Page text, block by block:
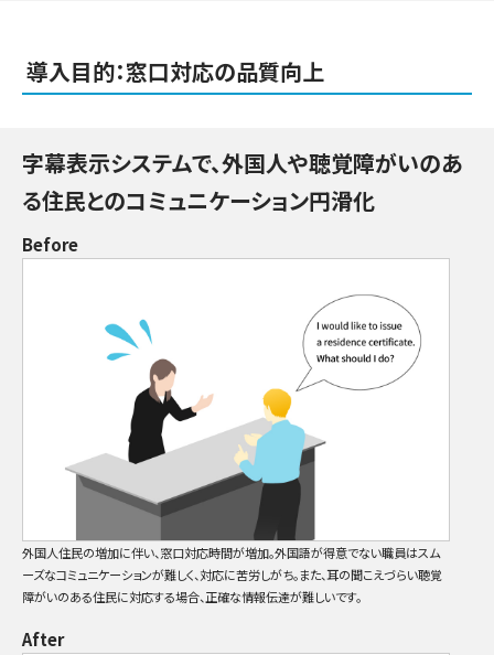
導入目的：窓口対応の品質向上
字幕表示システムで、外国人や聴覚障がいのあ
る住民とのコミュニケーション円滑化
Before
外国人住民の増加に伴い、窓口対応時間が増加。外国語が得意でない職員はスム
ーズなコミュニケーションが難しく、対応に苦労しがち。また、耳の聞こえづらい聴覚
障がいのある住民に対応する場合、正確な情報伝達が難しいです。
After